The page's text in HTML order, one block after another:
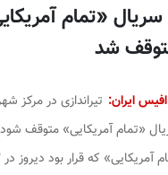
سریال «تمام
شد
ایران: تیراندازی در
«تمام آمریکایی» متوقف